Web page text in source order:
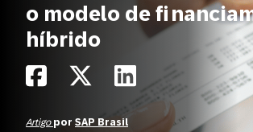
o modelo de
híbrido
Artigo por SAP Brasil